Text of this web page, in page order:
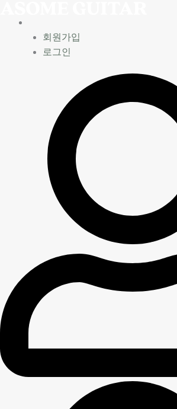
회원가입
로그인
스